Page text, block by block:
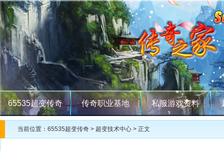
65535超变传奇 传奇职业基地 私服游戏资料
当前位置： 65535超变传奇 > 超变技术中心 > 正文